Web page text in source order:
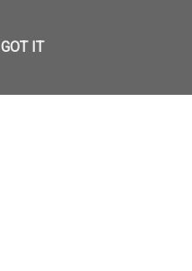
GOT IT